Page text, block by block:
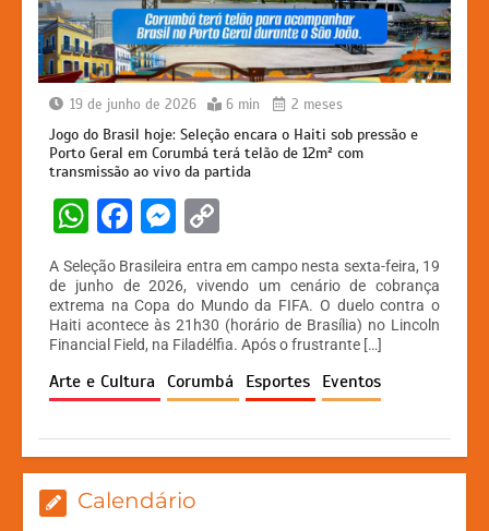
19 de junho de 2026 6 min 2 meses
Jogo do Brasil hoje: Seleção encara o Haiti sob pressão e
Porto Geral em Corumbá terá telão de 12m² com
transmissão ao vivo da partida
W
h
at
s
A
p
F
c
e
b
o
k
M
s
s
e
n
er
p
y
Li
n
A Seleção Brasileira entra em campo nesta sexta-feira, 19
de junho de 2026, vivendo um cenário de cobrança
extrema na Copa do Mundo da FIFA. O duelo contra o
Haiti acontece às 21h30 (horário de Brasília) no Lincoln
Financial Field, na Filadélfia. Após o frustrante […]
Arte e Cultura Corumbá Esportes Eventos
Calendário